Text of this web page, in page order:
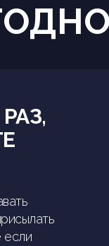
если